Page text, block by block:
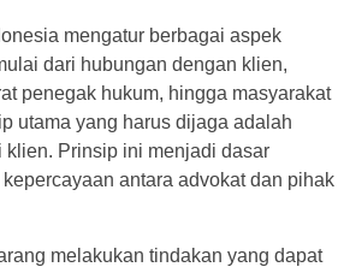
mengatur berbagai aspek
dari hubungan dengan klien,
penegak hukum, hingga masyarakat
utama yang harus dijaga adalah
klien. Prinsip ini menjadi dasar
antara advokat dan pihak
melakukan tindakan yang dapat